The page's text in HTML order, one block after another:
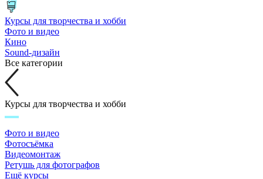
Курсы для творчества и хобби
Фото и видео
Кино
Sound-дизайн
Все категории
Курсы для творчества и хобби
Фото и видео
Фотосъёмка
Видеомонтаж
Ретушь для фотографов
Ещё курсы